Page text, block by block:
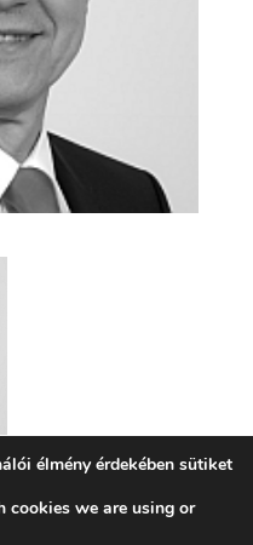
élmény érdekében sütiket
cookies we are using or